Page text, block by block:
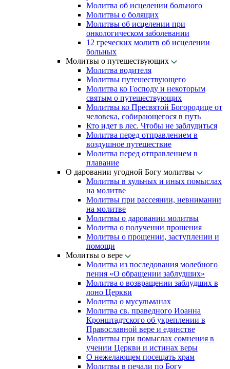
Молитва об исцелении больного
Молитвы о болящих
Молитвы об исцелении при
онкологическом заболевании
12 греческих молитв об исцелении
больных
Молитвы о путешествующих
Молитва водителя
Молитвы путешествующего
Молитва ко Господу и некоторым
святым о путешествующих
Молитвы ко Пресвятой Богородице от
человека, собирающегося в путь
Кто идет в лес. Чтобы не заблудиться
Молитва перед отправлением в
воздушное путешествие
Молитва перед отправлением в
плавание
О даровании угодной Богу молитвы
Молитвы в хульных и иных помыслах
на молитве
Молитвы при рассеянии, невнимании
на молитве
Молитвы о даровании молитвы
Молитва о получении прошения
Молитвы о прощении, заступлении и
помощи
Молитвы о вере
Молитва из последования молебного
пения «О обращении заблудших»
Молитва о возвращении заблудших в
лоно Церкви
Молитва о мусульманах
Молитва св. праведного Иоанна
Кронштадтского об укреплении в
Православной вере и единстве
Молитвы при помыслах сомнения в
учении Церкви и истинах веры
О нежелающем посещать храм
Молитвы в печали по Богу